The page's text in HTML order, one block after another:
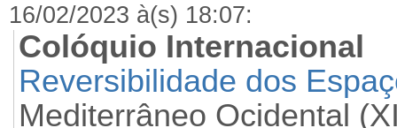
16/02/2023 à(s) 18:07:
Colóquio Internacional
Reversibilidade dos
Mediterrâneo Ocidental